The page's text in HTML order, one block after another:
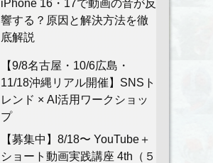
iPhone 16・17で動画の音が反
響する？原因と解決方法を徹
底解説
【9/8名古屋・10/6広島・
11/18沖縄リアル開催】SNSト
レンド × AI活用ワークショッ
プ
【募集中】8/18〜 YouTube＋
ショート動画実践講座 4th（５